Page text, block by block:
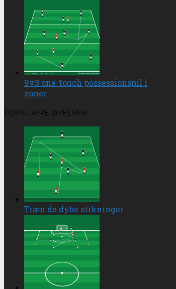
9v3 one-touch possessionspil i
zoner
POPULÆRE ØVELSER
Træn de dybe stikninger